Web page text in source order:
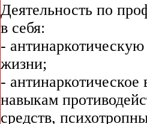
Деятельность по
в себя:
-
жизни;
-
навыкам
средств,